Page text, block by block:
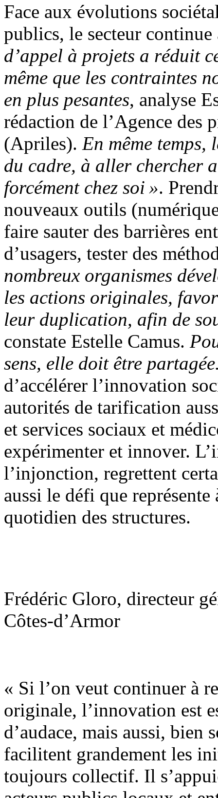
Face aux évolutions
publics, le secteur continue
d’appel à projets a réduit
même que les contraintes
en plus pesantes, analyse
rédaction de l’Agence des
(Apriles). En même
du cadre, à aller chercher
forcément chez soi ».
nouveaux outils
faire sauter des barrières
d’usagers, tester des
nombreux organismes
les actions originales,
leur duplication, afin de
constate Estelle Camus.
sens, elle doit être
d’accélérer l’innovation
autorités de tarification
et services sociaux et
expérimenter et innover.
l’injonction, regrettent
aussi le défi que
quotidien des structures.
Frédéric Gloro, directeur
Côtes-d’Armor
« Si l’on veut continuer à
originale, l’innovation est
d’audace, mais aussi, bien
facilitent grandement les
toujours collectif. Il